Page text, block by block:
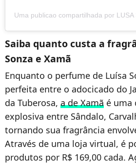
Uma publicao compartilhada por LUSA
Saiba quanto custa a
Sonza e Xamã
Enquanto o perfume de Luísa
perfeita entre o adocicado do
da Tuberosa, a de Xamã é uma
explosiva entre Sândalo,
tornando sua fragrância
Através de uma loja virtual, é
produtos por R$ 169,00 cada.